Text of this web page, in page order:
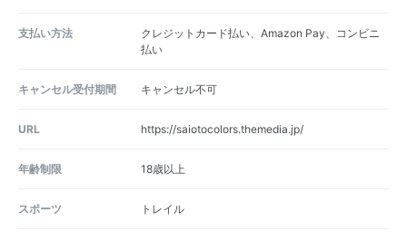
支払い方法
クレジットカード払い、Amazon Pay、コンビニ
払い
キャンセル受付期間 キャンセル不可
URL https://saiotocolors.themedia.jp/
年齢制限 18歳以上
スポーツ トレイル